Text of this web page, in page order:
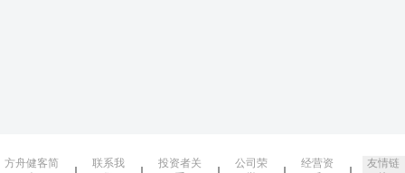
方舟健客简
联系我
投资者关
公司荣
经营资
友情链